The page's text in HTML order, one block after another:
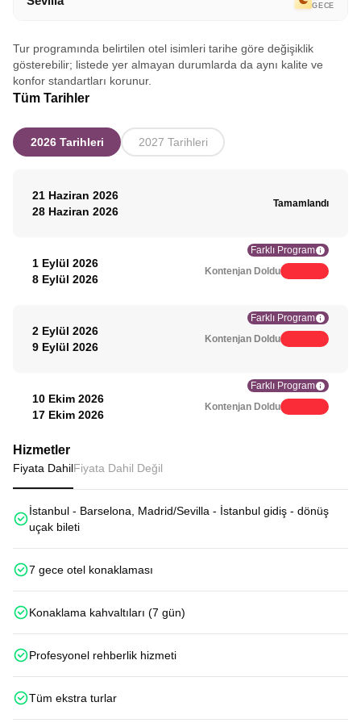
GECE
Tur programında belirtilen otel isimleri tarihe göre değişiklik
gösterebilir; listede yer almayan durumlarda da aynı kalite ve
konfor standartları korunur.
Tüm Tarihler
2026 Tarihleri 2027 Tarihleri
21 Haziran 2026
28 Haziran 2026
Tamamlandı
1 Eylül 2026
8 Eylül 2026
Farklı Program
Kontenjan Doldu
2 Eylül 2026
9 Eylül 2026
Farklı Program
Kontenjan Doldu
10 Ekim 2026
17 Ekim 2026
Farklı Program
Kontenjan Doldu
Hizmetler
Fiyata DahilFiyata Dahil Değil
İstanbul - Barselona, Madrid/Sevilla - İstanbul gidiş - dönüş
uçak bileti
7 gece otel konaklaması
Konaklama kahvaltıları (7 gün)
Profesyonel rehberlik hizmeti
Tüm ekstra turlar